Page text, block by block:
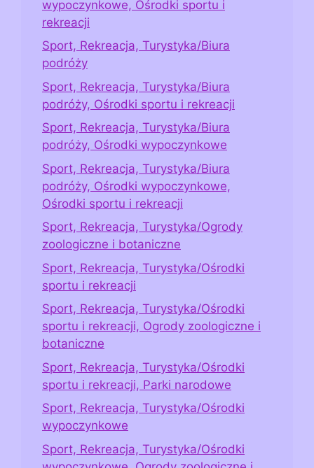
wypoczynkowe, Ośrodki sportu i
rekreacji
Sport, Rekreacja, Turystyka/Biura
podróży
Sport, Rekreacja, Turystyka/Biura
podróży, Ośrodki sportu i rekreacji
Sport, Rekreacja, Turystyka/Biura
podróży, Ośrodki wypoczynkowe
Sport, Rekreacja, Turystyka/Biura
podróży, Ośrodki wypoczynkowe,
Ośrodki sportu i rekreacji
Sport, Rekreacja, Turystyka/Ogrody
zoologiczne i botaniczne
Sport, Rekreacja, Turystyka/Ośrodki
sportu i rekreacji
Sport, Rekreacja, Turystyka/Ośrodki
sportu i rekreacji, Ogrody zoologiczne i
botaniczne
Sport, Rekreacja, Turystyka/Ośrodki
sportu i rekreacji, Parki narodowe
Sport, Rekreacja, Turystyka/Ośrodki
wypoczynkowe
Sport, Rekreacja, Turystyka/Ośrodki